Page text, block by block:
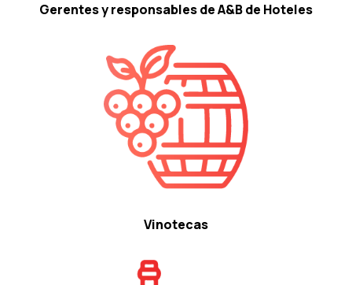
Gerentes y responsables de A&B de Hoteles
Vinotecas